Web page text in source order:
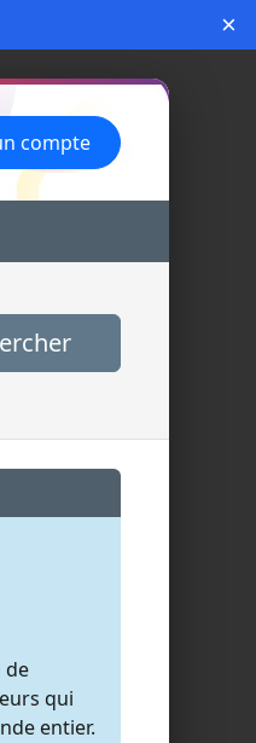
×
compte
de
qui
entier.